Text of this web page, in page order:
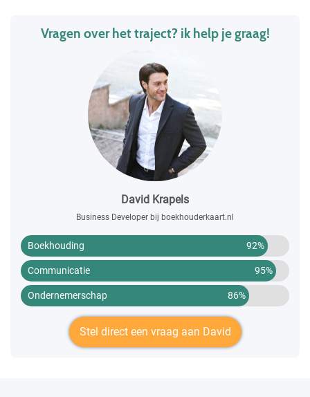
Vragen over het traject? ik help je graag!
David Krapels
Business Developer bij boekhouderkaart.nl
Boekhouding 92%
Communicatie 95%
Ondernemerschap 86%
Stel direct een vraag aan David